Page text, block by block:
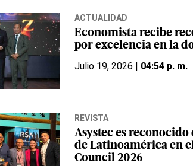
ACTUALIDAD
Economista recibe
por excelencia en la
Julio 19, 2026 | 04:54 p. m.
REVISTA
Asystec es
de Latinoamérica en
Council 2026